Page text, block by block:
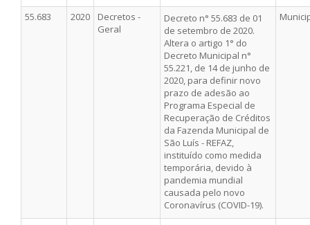
55.683 2020
Decretos -
Geral
Decreto n° 55.683 de 01
de setembro de 2020.
Altera o artigo 1° do
Decreto Municipal n°
55.221, de 14 de junho de
2020, para definir novo
prazo de adesão ao
Programa Especial de
Recuperação de Créditos
da Fazenda Municipal de
São Luís - REFAZ,
instituído como medida
temporária, devido à
pandemia mundial
causada pelo novo
Coronavírus (COVID-19).